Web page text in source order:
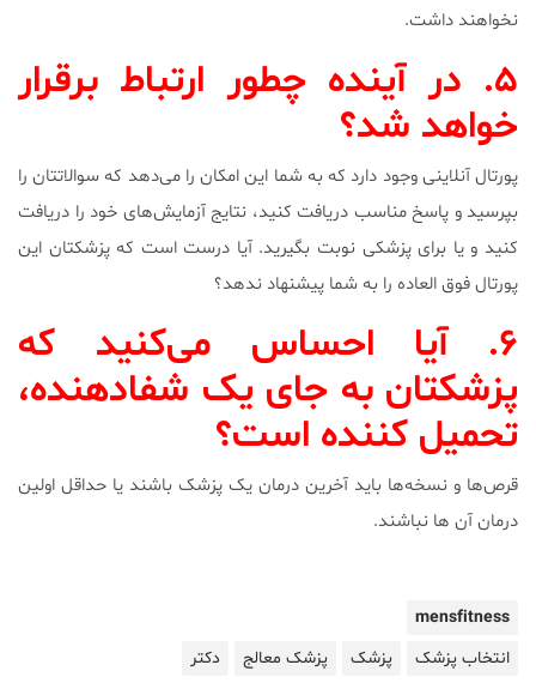
نخواهند داشت.
۵. در آینده چطور ارتباط برقرار
خواهد شد؟
پورتال آنلاینی وجود دارد که به شما این امکان را می‌دهد که سوالاتتان را
بپرسید و پاسخ مناسب دریافت کنید، نتایج آزمایش‌های خود را دریافت
کنید و یا برای پزشکی نوبت بگیرید. آیا درست است که پزشکتان این
پورتال فوق العاده را به شما پیشنهاد ندهد؟
۶. آیا احساس می‌کنید که
پزشکتان به جای یک شفادهنده،
تحمیل کننده است؟
قرص‌ها و نسخه‌ها باید آخرین درمان یک پزشک باشند یا حداقل اولین
درمان آن ها نباشند.
mensfitness
انتخاب پزشک
پزشک پزشک معالج دکتر